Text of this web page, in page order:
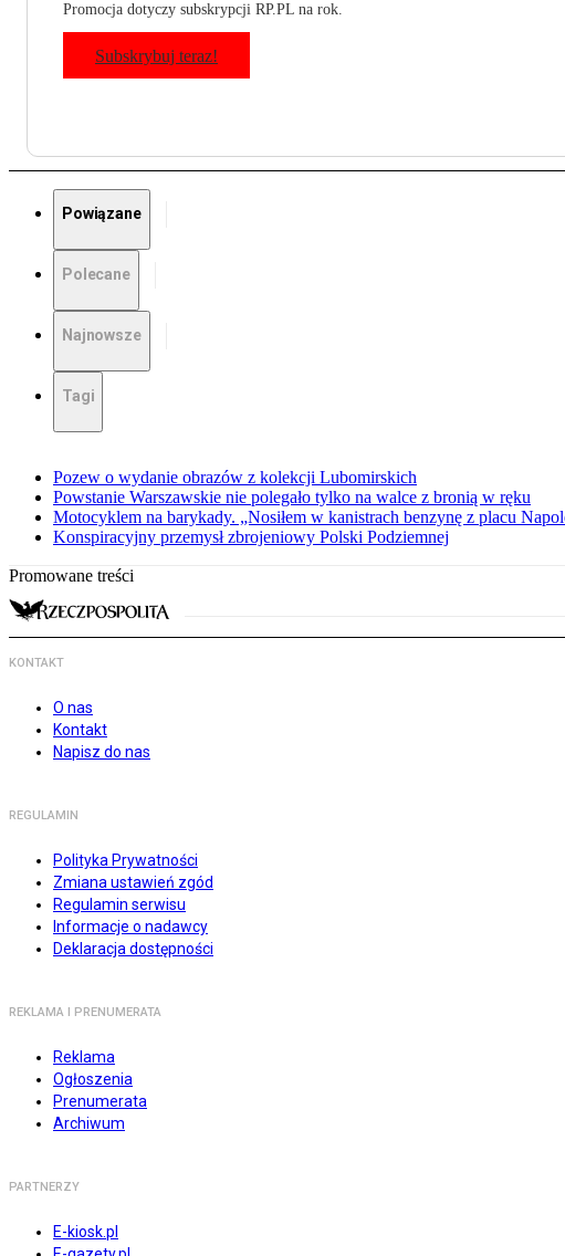
Promocja dotyczy subskrypcji RP.PL na rok.
Subskrybuj teraz!
Powiązane
Polecane
Najnowsze
Tagi
Pozew o wydanie obrazów z kolekcji Lubomirskich
Powstanie Warszawskie nie polegało tylko na walce z bronią w ręku
Motocyklem na barykady. „Nosiłem w kanistrach benzynę z placu
Konspiracyjny przemysł zbrojeniowy Polski Podziemnej
Promowane treści
KONTAKT
O nas
Kontakt
Napisz do nas
REGULAMIN
Polityka Prywatności
Zmiana ustawień zgód
Regulamin serwisu
Informacje o nadawcy
Deklaracja dostępności
REKLAMA I PRENUMERATA
Reklama
Ogłoszenia
Prenumerata
Archiwum
PARTNERZY
E-kiosk.pl